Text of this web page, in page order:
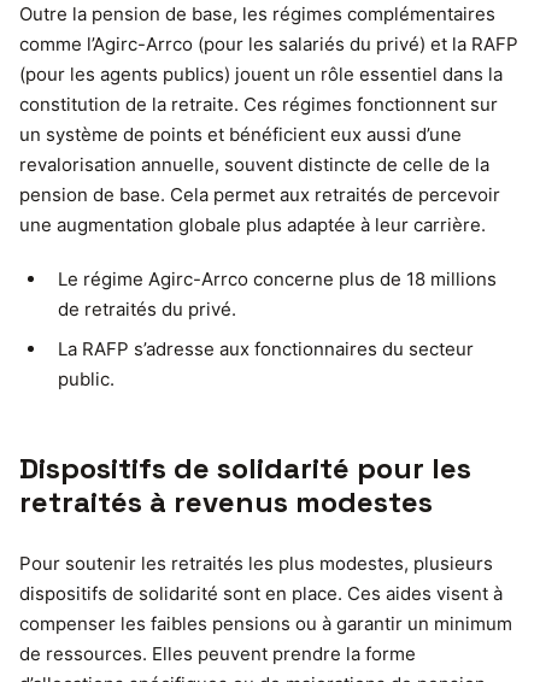
Outre la pension de base, les régimes complémentaires
comme l’Agirc-Arrco (pour les salariés du privé) et la RAFP
(pour les agents publics) jouent un rôle essentiel dans la
constitution de la retraite. Ces régimes fonctionnent sur
un système de points et bénéficient eux aussi d’une
revalorisation annuelle, souvent distincte de celle de la
pension de base. Cela permet aux retraités de percevoir
une augmentation globale plus adaptée à leur carrière.
Le régime Agirc-Arrco concerne plus de 18 millions
de retraités du privé.
La RAFP s’adresse aux fonctionnaires du secteur
public.
Dispositifs de solidarité pour les
retraités à revenus modestes
Pour soutenir les retraités les plus modestes, plusieurs
dispositifs de solidarité sont en place. Ces aides visent à
compenser les faibles pensions ou à garantir un minimum
de ressources. Elles peuvent prendre la forme